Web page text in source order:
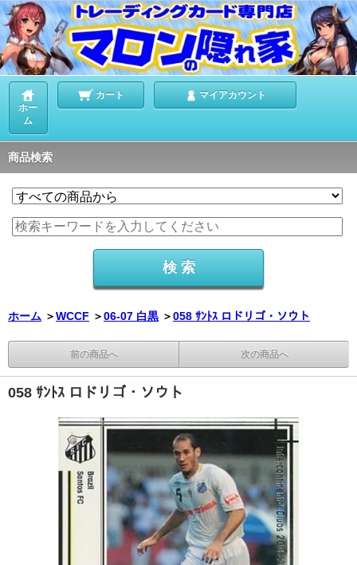
ホー
ム
カート マイアカウント
商品検索
ホーム ＞WCCF ＞06-07 白黒 ＞058 ｻﾝﾄｽ ロドリゴ・ソウト
前の商品へ 次の商品へ
058 ｻﾝﾄｽ ロドリゴ・ソウト